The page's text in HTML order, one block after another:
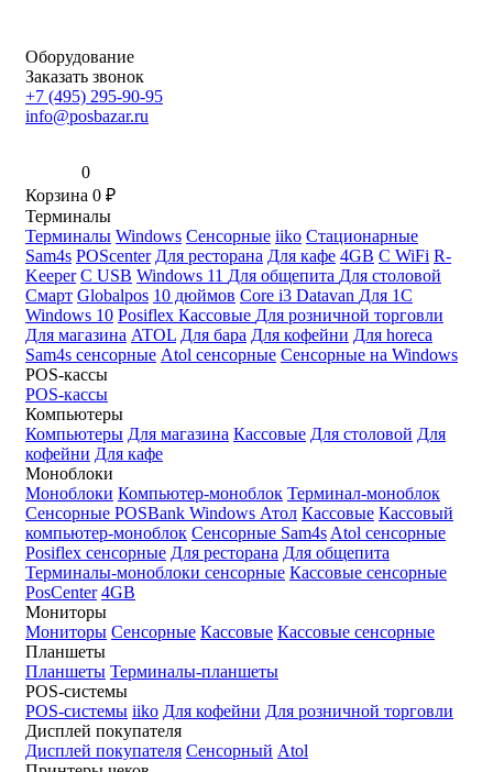
Оборудование
Заказать звонок
+7 (495) 295-90-95
info@posbazar.ru
0
Корзина 0 ₽
Терминалы
Терминалы Windows Сенсорные iiko Стационарные
Sam4s POScenter Для ресторана Для кафе 4GB С WiFi R-
Keeper С USB Windows 11 Для общепита Для столовой
Смарт Globalpos 10 дюймов Core i3 Datavan Для 1С
Windows 10 Posiflex Кассовые Для розничной торговли
Для магазина ATOL Для бара Для кофейни Для horeca
Sam4s сенсорные Atol сенсорные Сенсорные на Windows
POS-кассы
POS-кассы
Компьютеры
Компьютеры Для магазина Кассовые Для столовой Для
кофейни Для кафе
Моноблоки
Моноблоки Компьютер-моноблок Терминал-моноблок
Сенсорные POSBank Windows Атол Кассовые Кассовый
компьютер-моноблок Сенсорные Sam4s Atol сенсорные
Posiflex сенсорные Для ресторана Для общепита
Терминалы-моноблоки сенсорные Кассовые сенсорные
PosCenter 4GB
Мониторы
Мониторы Сенсорные Кассовые Кассовые сенсорные
Планшеты
Планшеты Терминалы-планшеты
POS-системы
POS-системы iiko Для кофейни Для розничной торговли
Дисплей покупателя
Дисплей покупателя Сенсорный Atol